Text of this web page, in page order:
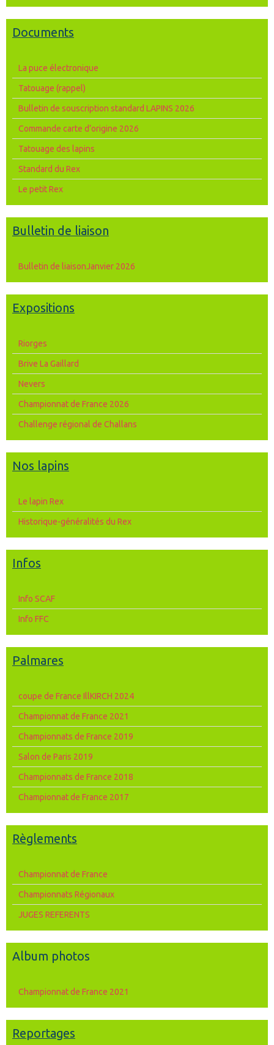
Documents
La puce électronique
Tatouage (rappel)
Bulletin de souscription standard LAPINS 2026
Commande carte d’origine 2026
Tatouage des lapins
Standard du Rex
Le petit Rex
Bulletin de liaison
Bulletin de liaisonJanvier 2026
Expositions
Riorges
Brive La Gaillard
Nevers
Championnat de France 2026
Challenge régional de Challans
Nos lapins
Le lapin Rex
Historique-généralités du Rex
Infos
Info SCAF
Info FFC
Palmares
coupe de France IllKIRCH 2024
Championnat de France 2021
Championnats de France 2019
Salon de Paris 2019
Championnats de France 2018
Championnat de France 2017
Règlements
Championnat de France
Championnats Régionaux
JUGES REFERENTS
Album photos
Championnat de France 2021
Reportages